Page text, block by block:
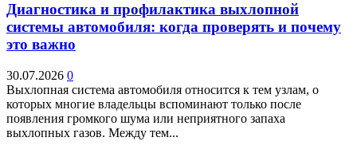
Диагностика и профилактика выхлопной
системы автомобиля: когда проверять и почему
это важно
30.07.2026 0
Выхлопная система автомобиля относится к тем узлам, о
которых многие владельцы вспоминают только после
появления громкого шума или неприятного запаха
выхлопных газов. Между тем...